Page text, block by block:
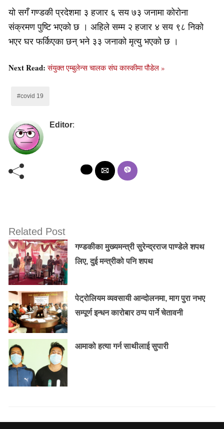
यो सगँ गण्डकी प्रदेशमा ३ हजार ६ सय ७३ जनामा कोरोना
संक्रमण पुष्टि भएको छ । अहिले सम्म २ हजार ४ सय ९८ निको
भएर घर फर्किएका छन् भने ३३ जनाको मृत्यु भएको छ ।
Next Read:संयुक्त एम्बुलेन्स चालक संघ कास्कीमा पौडेल »
#covid 19
Editor:
Related Post
गण्डकीका मुख्यमन्त्री सुरेन्द्रराज पाण्डेले शपथ
लिए, दुई मन्त्रीको पनि शपथ
पेट्रोलियम व्यवसायी आन्दोलनमा, माग पुरा नभए
सम्पूर्ण इन्धन कारोबार ठप्प पार्ने चेतावनी
आमाको हत्या गर्न साथीलाई सुपारी